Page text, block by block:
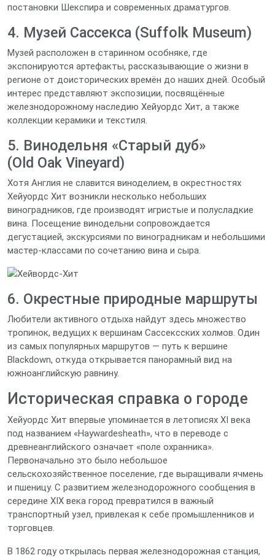
постановки Шекспира и современных драматургов.
4. Музей Сассекса (Suffolk Museum)
Музей расположен в старинном особняке, где
экспонируются артефакты, рассказывающие о жизни в
регионе от доисторических времён до наших дней. Особый
интерес представляют экспозиции, посвящённые
железнодорожному наследию Хейуордс Хит, а также
коллекции керамики и текстиля.
5. Винодельня «Старый дуб»
(Old Oak Vineyard)
Хотя Англия не славится виноделием, в окрестностях
Хейуордс Хит возникли несколько небольших
виноградников, где производят игристые и полусладкие
вина. Посещение винодельни сопровождается
дегустацией, экскурсиями по виноградникам и небольшими
мастер‑классами по сочетанию вина и сыра.
6. Окрестные природные маршруты
Любители активного отдыха найдут здесь множество
тропинок, ведущих к вершинам Сассексских холмов. Один
из самых популярных маршрутов — путь к вершине
Blackdown, откуда открывается панорамный вид на
южноанглийскую равнину.
Историческая справка о городе
Хейуордс Хит впервые упоминается в летописях XI века
под названием «Haywardesheath», что в переводе с
древнеанглийского означает «поле охранника».
Первоначально это было небольшое
сельскохозяйственное поселение, где выращивали ячмень
и пшеницу. С развитием железнодорожного сообщения в
середине XIX века город превратился в важный
транспортный узел, привлекая к себе промышленников и
торговцев.
В 1862 году открылась первая железнодорожная станция,